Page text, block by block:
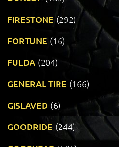
FIRESTONE (292)
FORTUNE (16)
FULDA (204)
GENERAL TIRE (166)
GISLAVED (6)
GOODRIDE (244)